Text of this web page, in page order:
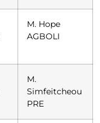
M. Hope
AGBOLI
M.
Simfeitcheou
PRE